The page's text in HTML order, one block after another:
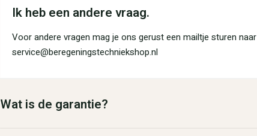
Ik heb een andere vraag.
Voor andere vragen mag je ons gerust een mailtje sturen naar
service@beregeningstechniekshop.nl
Wat is de garantie?